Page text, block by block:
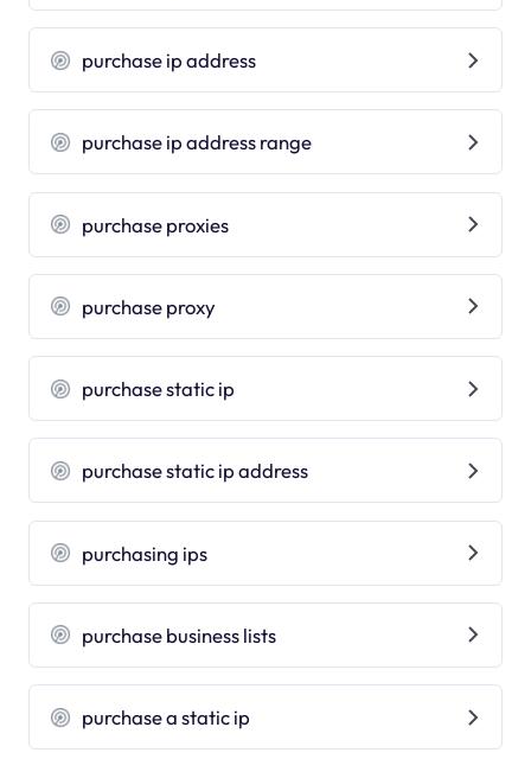
purchase ip address
purchase ip address range
purchase proxies
purchase proxy
purchase static ip
purchase static ip address
purchasing ips
purchase business lists
purchase a static ip